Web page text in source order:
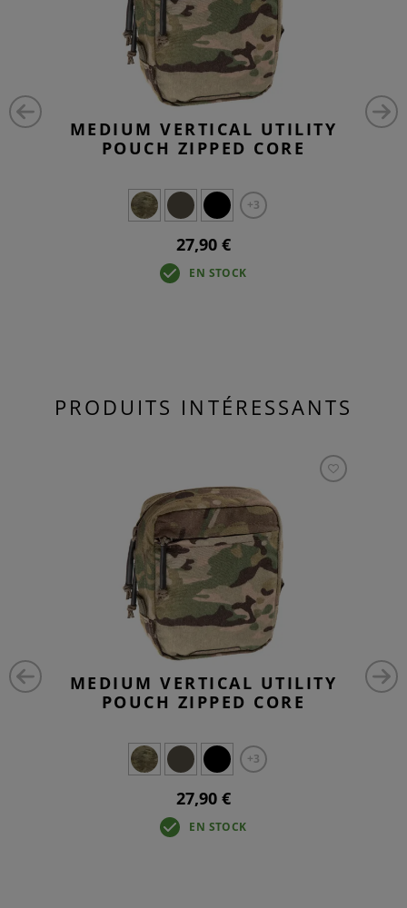
MEDIUM VERTICAL UTILITY
POUCH ZIPPED CORE
+3
27,90 €
EN STOCK
PRODUITS INTÉRESSANTS
MEDIUM VERTICAL UTILITY
POUCH ZIPPED CORE
+3
27,90 €
EN STOCK